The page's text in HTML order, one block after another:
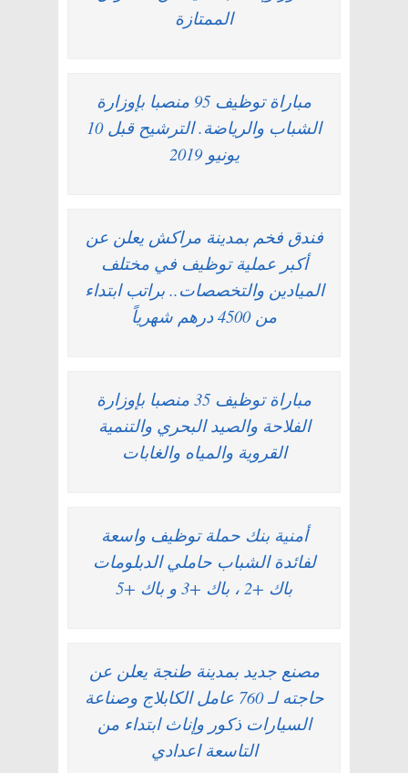
الممتازة
مباراة توظيف 95 منصبا بإوزارة
الشباب والرياضة. الترشيح قبل 10
يونيو 2019
فندق فخم بمدينة مراكش يعلن عن
أكبر عملية توظيف في مختلف
الميادين والتخصصات.. براتب ابتداء
من 4500 درهم شهرياً
مباراة توظيف 35 منصبا بإوزارة
الفلاحة والصيد البحري والتنمية
القروية والمياه والغابات
أمنية بنك حملة توظيف واسعة
لفائدة الشباب حاملي الدبلومات
باك +2 ، باك +3 و باك +5
مصنع جديد بمدينة طنجة يعلن عن
حاجته لـ 760 عامل الكابلاج وصناعة
السيارات ذكور وإناث ابتداء من
التاسعة اعدادي